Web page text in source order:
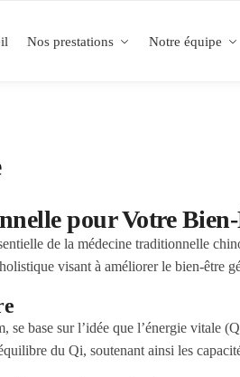
Nos prestations Notre équipe
pour Votre
de la médecine traditionnelle
visant à améliorer le bien-être
se base sur l’idée que l’énergie vitale
du Qi, soutenant ainsi les